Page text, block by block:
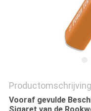
Productomschrijving
Vooraf gevulde